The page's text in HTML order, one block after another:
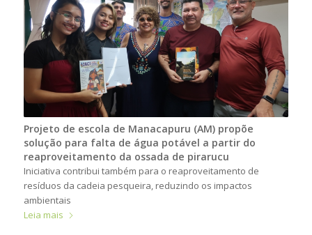
Projeto de escola de Manacapuru (AM) propõe
solução para falta de água potável a partir do
reaproveitamento da ossada de pirarucu
Iniciativa contribui também para o reaproveitamento de
resíduos da cadeia pesqueira, reduzindo os impactos
ambientais
Leia mais